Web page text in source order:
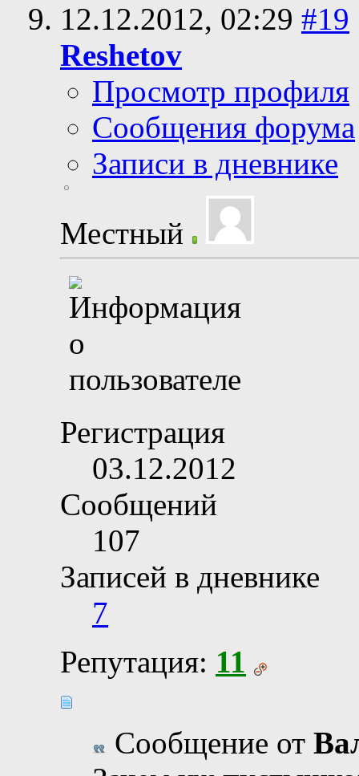
12.12.2012, 02:29 #19
Reshetov
Просмотр профиля
Сообщения форума
Записи в дневнике
Местный
Регистрация
03.12.2012
Сообщений
107
Записей в дневнике
7
Репутация: 11
Сообщение от